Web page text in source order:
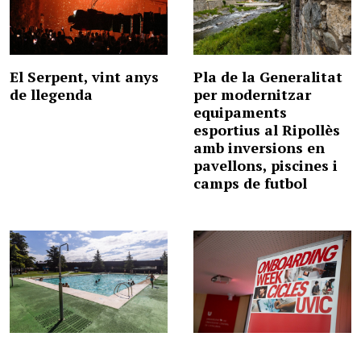
El Serpent, vint anys
de llegenda
Pla de la Generalitat
per modernitzar
equipaments
esportius al Ripollès
amb inversions en
pavellons, piscines i
camps de futbol